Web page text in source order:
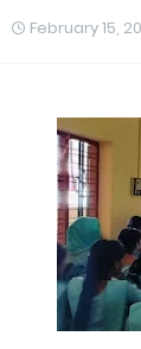
February 15,